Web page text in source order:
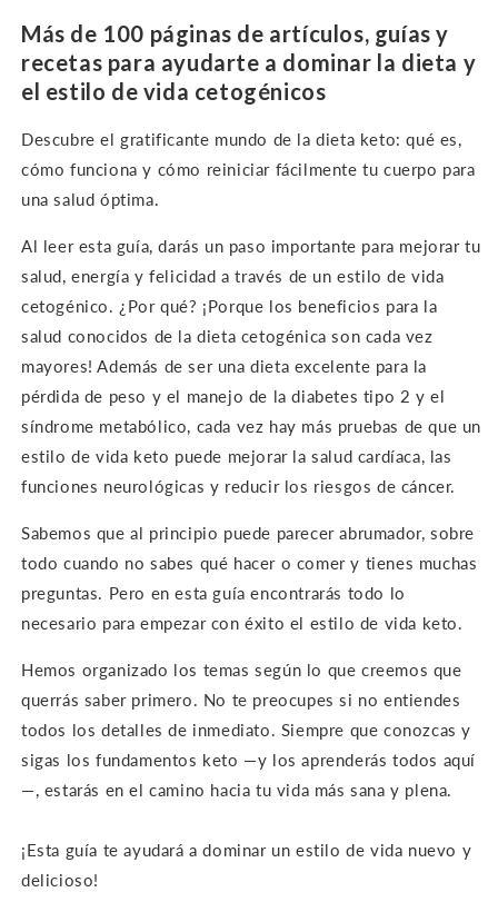
digital-
Sólo
en
inglés)
digital-
Sólo
en
inglés)
Más de 100 páginas de artículos, guías y
recetas para ayudarte a dominar la dieta y
el estilo de vida cetogénicos
Descubre el gratificante mundo de la dieta keto: qué es,
cómo funciona y cómo reiniciar fácilmente tu cuerpo para
una salud óptima.
Al leer esta guía, darás un paso importante para mejorar tu
salud, energía y felicidad a través de un estilo de vida
cetogénico. ¿Por qué? ¡Porque los beneficios para la
salud conocidos de la dieta cetogénica son cada vez
mayores! Además de ser una dieta excelente para la
pérdida de peso y el manejo de la diabetes tipo 2 y el
síndrome metabólico, cada vez hay más pruebas de que un
estilo de vida keto puede mejorar la salud cardíaca, las
funciones neurológicas y reducir los riesgos de cáncer.
Sabemos que al principio puede parecer abrumador, sobre
todo cuando no sabes qué hacer o comer y tienes muchas
preguntas. Pero en esta guía encontrarás todo lo
necesario para empezar con éxito el estilo de vida keto.
Hemos organizado los temas según lo que creemos que
querrás saber primero. No te preocupes si no entiendes
todos los detalles de inmediato. Siempre que conozcas y
sigas los fundamentos keto —y los aprenderás todos aquí
—, estarás en el camino hacia tu vida más sana y plena.
¡Esta guía te ayudará a dominar un estilo de vida nuevo y
delicioso!